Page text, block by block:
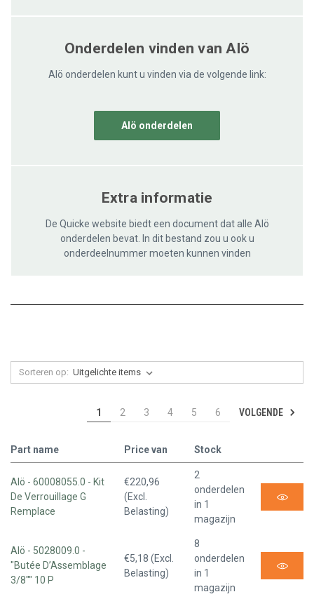
Onderdelen vinden van Alö
Alö onderdelen kunt u vinden via de volgende link:
Alö onderdelen
Extra informatie
De Quicke website biedt een document dat alle Alö
onderdelen bevat. In dit bestand zou u ook u
onderdeelnummer moeten kunnen vinden
Sorteren op:
1 2 3 4 5 6 VOLGENDE
Part name Price van Stock
Alö - 60008055.0 - Kit
De Verrouillage G
Remplace
€220,96
(Excl.
Belasting)
2
onderdelen
in 1
magazijn
Alö - 5028009.0 -
"Butée D’Assemblage
3/8"" 10 P
€5,18 (Excl.
Belasting)
8
onderdelen
in 1
magazijn